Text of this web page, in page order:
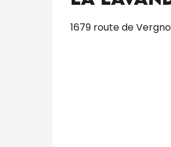
1679 route de